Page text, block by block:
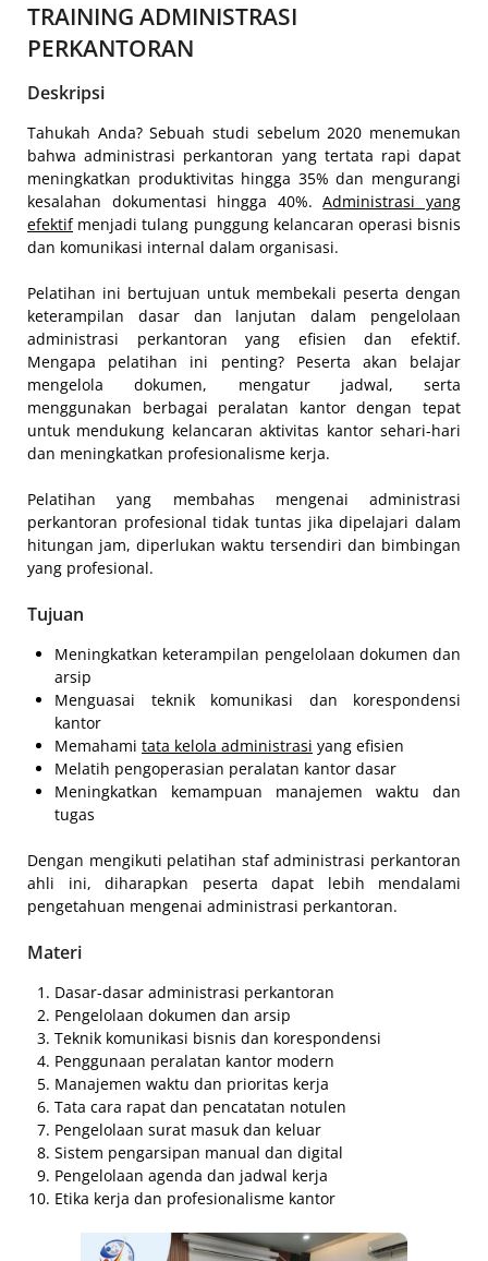
TRAINING ADMINISTRASI
PERKANTORAN
Deskripsi
Tahukah Anda? Sebuah studi sebelum 2020 menemukan
bahwa administrasi perkantoran yang tertata rapi dapat
meningkatkan produktivitas hingga 35% dan mengurangi
kesalahan dokumentasi hingga 40%.Administrasi yang
efektifmenjadi tulang punggung kelancaran operasi bisnis
dan komunikasi internal dalam organisasi.
Pelatihan ini bertujuan untuk membekali peserta dengan
keterampilan dasar dan lanjutan dalam pengelolaan
administrasi perkantoran yang efisien dan efektif.
Mengapa pelatihan ini penting? Peserta akan belajar
mengelola dokumen, mengatur jadwal, serta
menggunakan berbagai peralatan kantor dengan tepat
untuk mendukung kelancaran aktivitas kantor sehari-hari
dan meningkatkan profesionalisme kerja.
Pelatihan yang membahas mengenai administrasi
perkantoran profesional tidak tuntas jika dipelajari dalam
hitungan jam, diperlukan waktu tersendiri dan bimbingan
yang profesional.
Tujuan
Meningkatkan keterampilan pengelolaan dokumen dan
arsip
Menguasai teknik komunikasi dan korespondensi
kantor
Memahami tata kelola administrasi yang efisien
Melatih pengoperasian peralatan kantor dasar
Meningkatkan kemampuan manajemen waktu dan
tugas
Dengan mengikuti pelatihan staf administrasi perkantoran
ahli ini, diharapkan peserta dapat lebih mendalami
pengetahuan mengenai administrasi perkantoran.
Materi
Dasar-dasar administrasi perkantoran
Pengelolaan dokumen dan arsip
Teknik komunikasi bisnis dan korespondensi
Penggunaan peralatan kantor modern
Manajemen waktu dan prioritas kerja
Tata cara rapat dan pencatatan notulen
Pengelolaan surat masuk dan keluar
Sistem pengarsipan manual dan digital
Pengelolaan agenda dan jadwal kerja
Etika kerja dan profesionalisme kantor